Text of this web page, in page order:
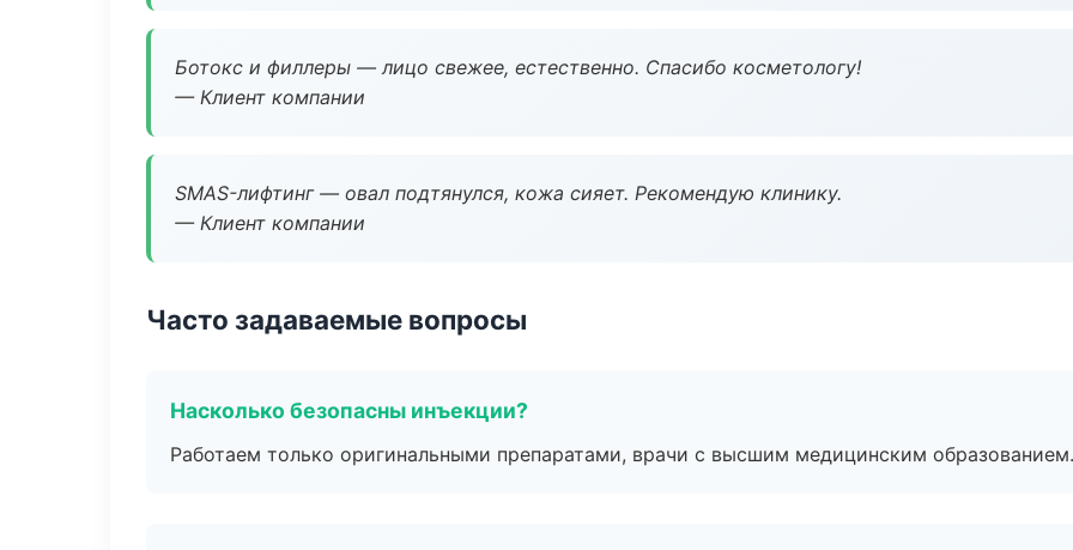
Ботокс и филлеры — лицо свежее, естественно. Спасибо косметологу!
— Клиент компании
SMAS-лифтинг — овал подтянулся, кожа сияет. Рекомендую клинику.
— Клиент компании
Часто задаваемые вопросы
Насколько безопасны инъекции?
Работаем только оригинальными препаратами, врачи с высшим медицинским образованием.